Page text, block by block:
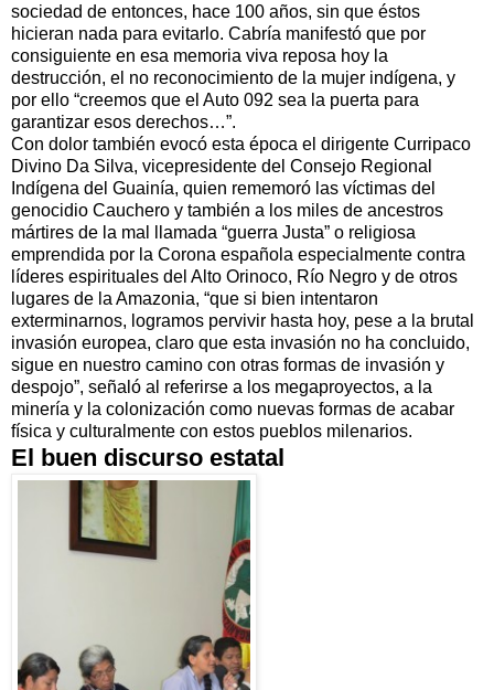
sociedad de entonces, hace 100 años, sin que éstos
hicieran nada para evitarlo. Cabría manifestó que por
consiguiente en esa memoria viva reposa hoy la
destrucción, el no reconocimiento de la mujer indígena, y
por ello “creemos que el Auto 092 sea la puerta para
garantizar esos derechos…”.
Con dolor también evocó esta época el dirigente Curripaco
Divino Da Silva, vicepresidente del Consejo Regional
Indígena del Guainía, quien rememoró las víctimas del
genocidio Cauchero y también a los miles de ancestros
mártires de la mal llamada “guerra Justa” o religiosa
emprendida por la Corona española especialmente contra
líderes espirituales del Alto Orinoco, Río Negro y de otros
lugares de la Amazonia, “que si bien intentaron
exterminarnos, logramos pervivir hasta hoy, pese a la brutal
invasión europea, claro que esta invasión no ha concluido,
sigue en nuestro camino con otras formas de invasión y
despojo”, señaló al referirse a los megaproyectos, a la
minería y la colonización como nuevas formas de acabar
física y culturalmente con estos pueblos milenarios.
El buen discurso estatal